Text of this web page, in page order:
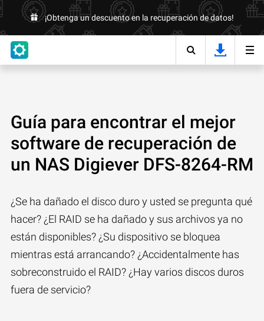
¡Obtenga un descuento en la recuperación de datos!
Guía para encontrar el mejor
software de recuperación de
un NAS Digiever DFS-8264-RM
¿Se ha dañado el disco duro y usted se pregunta qué
hacer? ¿El RAID se ha dañado y sus archivos ya no
están disponibles? ¿Su dispositivo se bloquea
mientras está arrancando? ¿Accidentalmente has
sobreconstruido el RAID? ¿Hay varios discos duros
fuera de servicio?